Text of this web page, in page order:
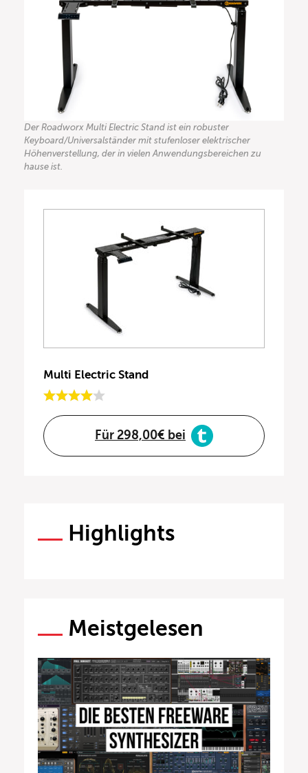
Der Roadworx Multi Electric Stand ist ein robuster
Keyboard/Universalständer mit stufenloser elektrischer
Höhenverstellung, der in vielen Anwendungsbereichen zu
hause ist.
Multi Electric Stand
Für 298,00€ bei
Highlights
Meistgelesen